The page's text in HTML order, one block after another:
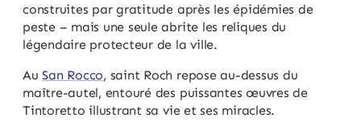
construites par gratitude après les épidémies de
peste – mais une seule abrite les reliques du
légendaire protecteur de la ville.
AuSan Rocco, saint Roch repose au-dessus du
maître-autel, entouré des puissantes œuvres de
Tintoretto illustrant sa vie et ses miracles.